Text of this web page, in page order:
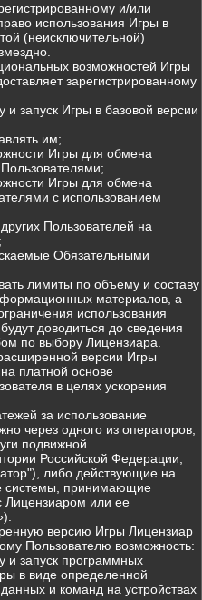
и/или
использования Игры в
(неисключительной)
возможностей Игры
зарегистрированному
и запуск Игры в базовой версии
им;
Игры для обмена
Игры для обмена
с использованием
Пользователей на
Обязательными
лимиты по объему и составу
материалов, а
использования
доводиться до сведения
по выбору Лицензиара.
версии Игры
платной основе
в целях ускорения
за использование
через одного из операторов,
подвижной
Российской Федерации,
либо действующие на
системы, принимающие
Лицензиаром или ее
версию Игры Лицензиар
Пользователю возможность:
и запуск программных
в виде определенной
и команд на устройствах